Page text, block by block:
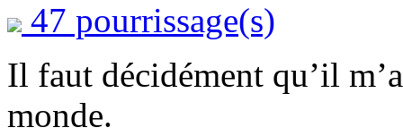
47 pourrissage(s)
Il faut décidément qu’il
monde.